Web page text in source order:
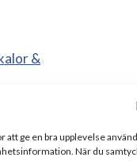
att ge en bra upplevelse
När du
&